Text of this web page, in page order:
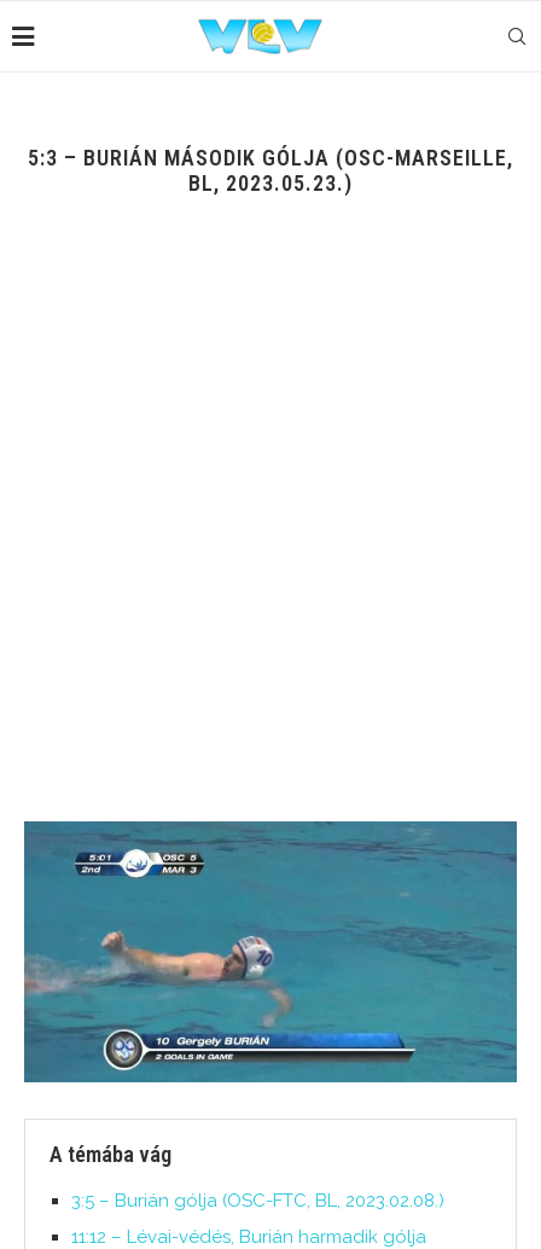
5:3 – BURIÁN MÁSODIK GÓLJA (OSC-MARSEILLE,
BL, 2023.05.23.)
A témába vág
3:5 – Burián gólja (OSC-FTC, BL, 2023.02.08.)
11:12 – Lévai-védés, Burián harmadik gólja